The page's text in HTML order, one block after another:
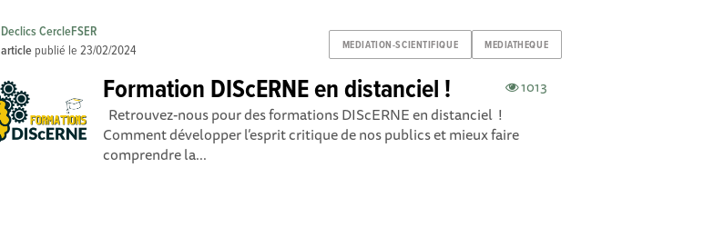
MEDIATION-SCIENTIFIQUE MEDIATHEQUE
Declics CercleFSER
article publié le23/02/2024
1013
Formation DIScERNE en distanciel !
Retrouvez-nous pour des formations DIScERNE en distanciel !
Comment développer l’esprit critique de nos publics et mieux faire
comprendre la...